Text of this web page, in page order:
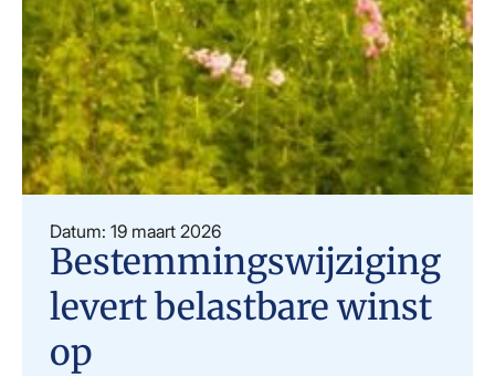
Datum: 19 maart 2026
Bestemmingswijziging
levert belastbare winst
op